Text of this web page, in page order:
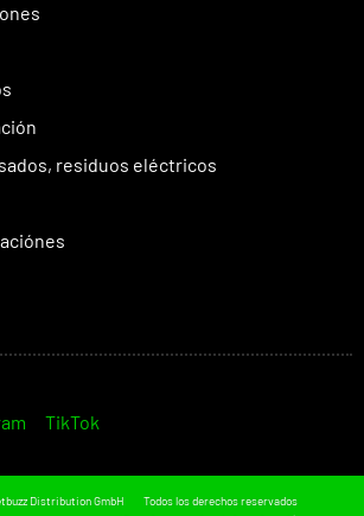
residuos eléctricos
TikTok
Distribution GmbH
Todos los derechos reservados